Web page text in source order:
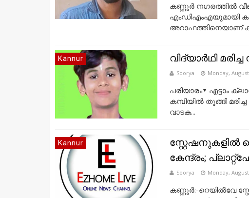
കണ്ണൂർ നഗരത്തില്‍
എംഡിഎംഎയുമായി
അറാഫത്തിനെയാണ്
Kannur വിദ്യാർഥി
Soorya Monday,
പരിയാരം▾ എട്ടാം
കമ്പിയില്‍ തൂങ്ങി
വാടക...
Kannur
സ്റ്റേഷനുകളിൽ
കേന്ദ്രം;
Soorya Monday,
കണ്ണൂർ:-റെയിൽവേ